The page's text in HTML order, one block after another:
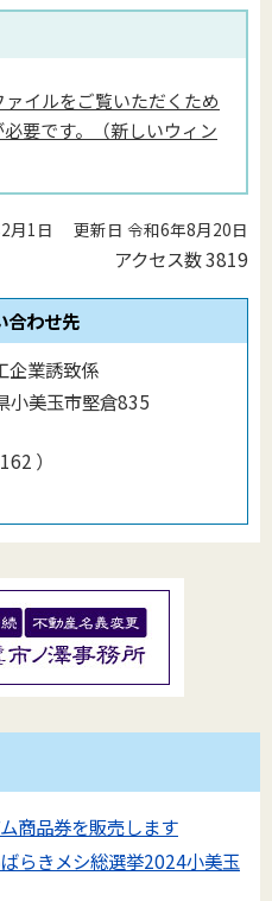
ァイルをご覧いただくため
要です。（新しいウィン
月1日 更新日 令和6年8月20日
アクセス数3819
合わせ先
企業誘致係
小美玉市堅倉835
）
商品券を販売します
らきメシ総選挙2024小美玉